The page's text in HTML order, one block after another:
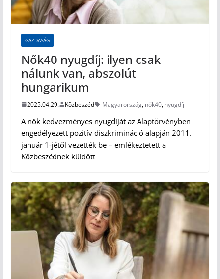
GAZDASÁG
Nők40 nyugdíj: ilyen csak
nálunk van, abszolút
hungarikum
2025.04.29. Közbeszéd Magyarország, nők40, nyugdíj
A nők kedvezményes nyugdíját az Alaptörvényben
engedélyezett pozitív diszkrimináció alapján 2011.
január 1-jétől vezették be – emlékeztetett a
Közbeszédnek küldött